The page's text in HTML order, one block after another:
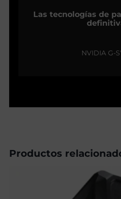
Las tecnologías de
NVIDIA G-
Productos